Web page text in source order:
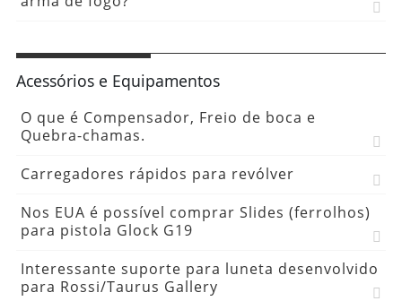
Acessórios e Equipamentos
O que é Compensador, Freio de boca e
Quebra-chamas.
Carregadores rápidos para revólver
Nos EUA é possível comprar Slides (ferrolhos)
para pistola Glock G19
Interessante suporte para luneta desenvolvido
para Rossi/Taurus Gallery